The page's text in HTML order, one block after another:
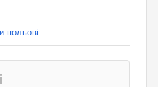
польові